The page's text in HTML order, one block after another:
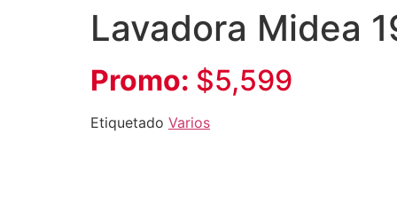
Lavadora Midea
Promo: $5,599
Etiquetado Varios